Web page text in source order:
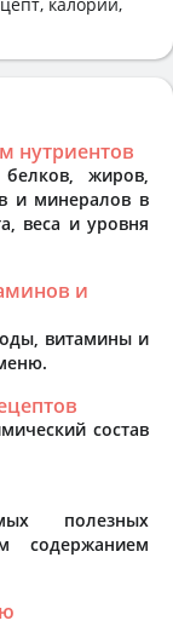
нутриентов
жиров,
и минералов в
веса и уровня
и
витамины и
состав
полезных
содержанием